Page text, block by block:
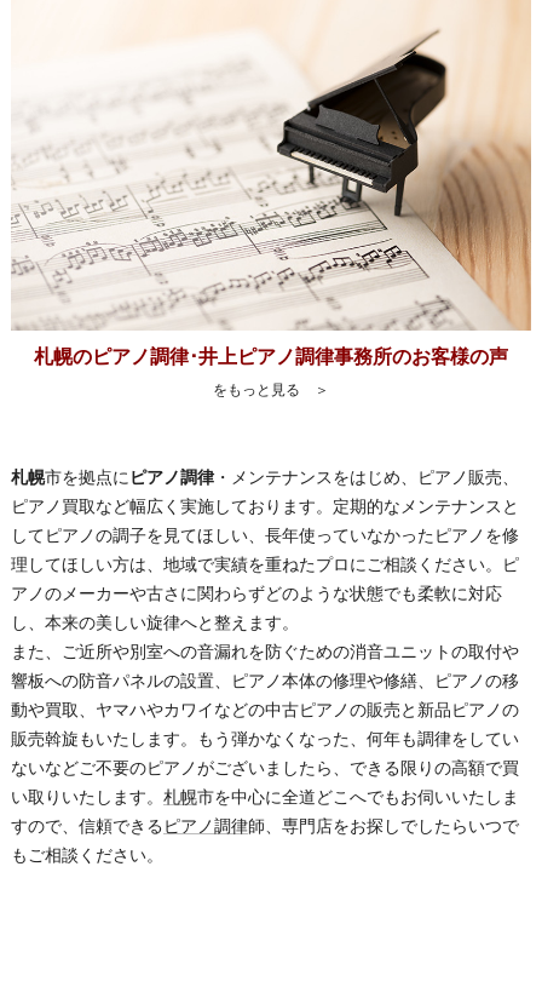
札幌のピアノ調律･井上ピアノ調律事務所のお客様の声
をもっと見る ＞
札幌市を拠点に ピアノ調律・メンテナンスをはじめ、ピアノ販売、
ピアノ買取など幅広く実施しております。定期的なメンテナンスと
してピアノの調子を見てほしい、長年使っていなかったピアノを修
理してほしい方は、地域で実績を重ねたプロにご相談ください。ピ
アノのメーカーや古さに関わらずどのような状態でも柔軟に対応
し、本来の美しい旋律へと整えます。
また、ご近所や別室への音漏れを防ぐための消音ユニットの取付や
響板への防音パネルの設置、ピアノ本体の修理や修繕、ピアノの移
動や買取、ヤマハやカワイなどの中古ピアノの販売と新品ピアノの
販売斡旋もいたします。もう弾かなくなった、何年も調律をしてい
ないなどご不要のピアノがございましたら、できる限りの高額で買
い取りいたします。 札幌市を中心に全道どこへでもお伺いいたしま
すので、信頼できる ピアノ調律師、専門店をお探しでしたらいつで
もご相談ください。